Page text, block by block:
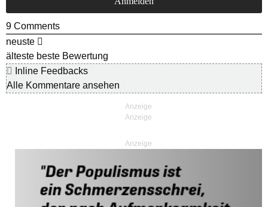
9 Comments
neuste
älteste beste Bewertung
Inline Feedbacks
Alle Kommentare ansehen
Anzeige